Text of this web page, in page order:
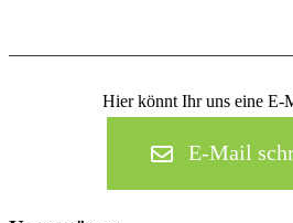
Hier könnt Ihr uns eine E-
E-Mail